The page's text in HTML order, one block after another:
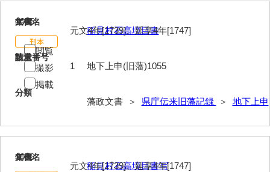
1055
文書名
稲見村石高境目書
請求番号
地下上申(旧藩)1055
分類
藩政文書 ＞ 県庁伝来旧藩記録 ＞ 地下上申
年代
元文4年[1739]、延享4年[1747]
数量
1
閲覧
撮影
掲載
1056
文書名
稲見村石高境目書写
年代
元文4年[1739]、延享4年[1747]